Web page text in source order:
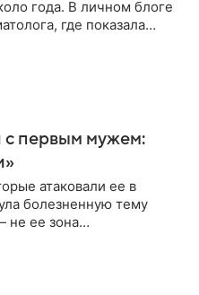
года. В личном блоге
где показала
с первым мужем:
атаковали ее в
болезненную тему
не ее зона